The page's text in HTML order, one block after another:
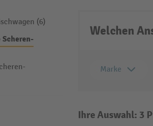
(6)
Welchen
Marke
Ihre Auswahl: 3